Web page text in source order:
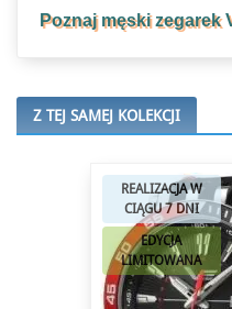
Poznaj męski zegarek
Z TEJ SAMEJ KOLEKCJI
REALIZACJA W
CIĄGU 7 DNI
EDYCJA
LIMITOWANA